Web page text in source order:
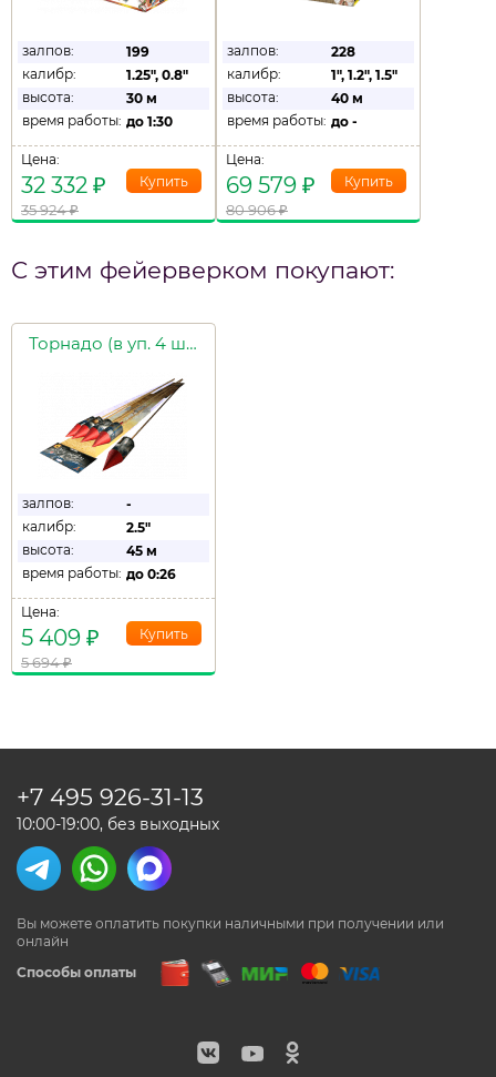
залпов:
199
калибр:
1.25", 0.8"
высота:
30 м
время работы: до 1:30
Цена:
32 332 ₽
35 924₽
залпов:
228
калибр:
1", 1.2", 1.5"
высота:
40 м
время работы: до -
Цена:
69 579 ₽
80 906₽
С этим фейерверком покупают:
Торнадо (в уп. 4 шт.)
залпов:
-
калибр:
2.5"
высота:
45 м
время работы: до 0:26
Цена:
5 409 ₽
5 694₽
Способы оплаты
Вы можете оплатить покупки наличными при получении или
онлайн
+7 495 926-31-13
10:00-19:00, без выходных